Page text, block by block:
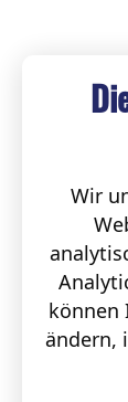
Wir
können
ändern,